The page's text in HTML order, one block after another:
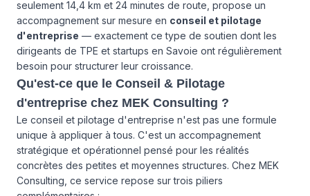
seulement 14,4 km et 24 minutes de route, propose un
accompagnement sur mesure en conseil et pilotage
d'entreprise — exactement ce type de soutien dont les
dirigeants de TPE et startups en Savoie ont régulièrement
besoin pour structurer leur croissance.
Qu'est-ce que le Conseil & Pilotage
d'entreprise chez MEK Consulting ?
Le conseil et pilotage d'entreprise n'est pas une formule
unique à appliquer à tous. C'est un accompagnement
stratégique et opérationnel pensé pour les réalités
concrètes des petites et moyennes structures. Chez MEK
Consulting, ce service repose sur trois piliers